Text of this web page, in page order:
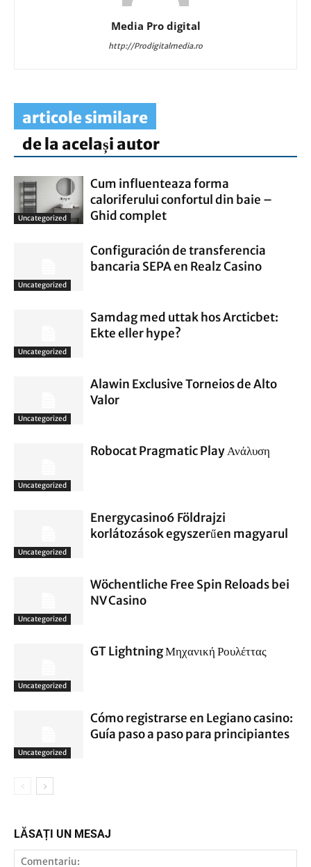
Media Pro digital
http://Prodigitalmedia.ro
articole similare
de la același autor
Uncategorized
Cum influenteaza forma
caloriferului confortul din baie –
Ghid complet
Uncategorized
Configuración de transferencia
bancaria SEPA en Realz Casino
Uncategorized
Samdag med uttak hos Arcticbet:
Ekte eller hype?
Uncategorized
Alawin Exclusive Torneios de Alto
Valor
Uncategorized
Robocat Pragmatic Play Ανάλυση
Uncategorized
Energycasino6 Földrajzi
korlátozások egyszerűen magyarul
Uncategorized
Wöchentliche Free Spin Reloads bei
NV Casino
Uncategorized
GT Lightning Μηχανική Ρουλέττας
Uncategorized
Cómo registrarse en Legiano casino:
Guía paso a paso para principiantes
LĂSAȚI UN MESAJ